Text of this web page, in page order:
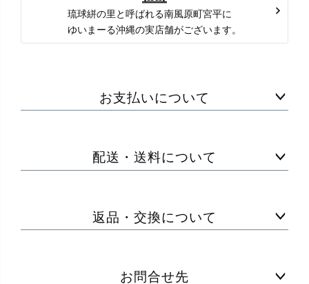
琉球絣の里と呼ばれる南風原町宮平に
ゆいまーる沖縄の実店舗がございます。
お支払いについて
配送・送料について
返品・交換について
お問合せ先